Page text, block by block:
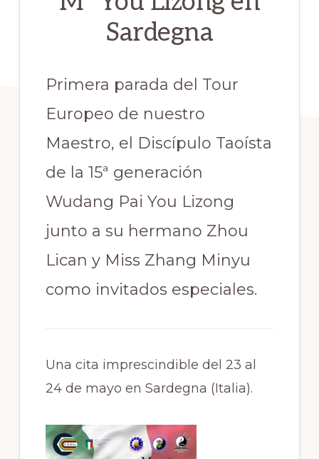
Sardegna
Primera parada del Tour
Europeo de nuestro
Maestro, el Discípulo Taoísta
de la 15ª generación
Wudang Pai You Lizong
junto a su hermano Zhou
Lican y Miss Zhang Minyu
como invitados especiales.
Una cita imprescindible del 23 al
24 de mayo en Sardegna (Italia).